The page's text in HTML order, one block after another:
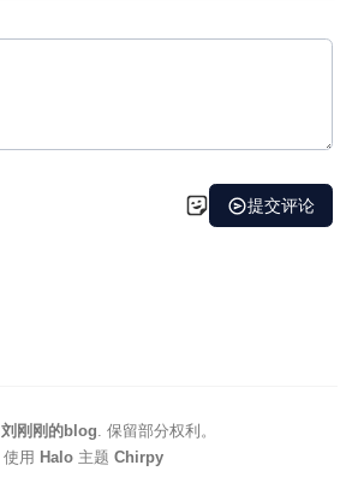
刘刚刚的blog 保留部分权利。
使用 Halo主题 Chirpy